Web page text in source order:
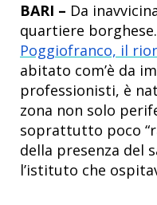
BARI – Da
quartiere
Poggiofranco, il
abitato com’è da
professionisti, è
zona non solo
soprattutto poco
della presenza del
l’istituto che